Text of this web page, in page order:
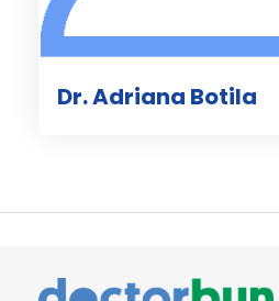
Dr. Adriana Botila